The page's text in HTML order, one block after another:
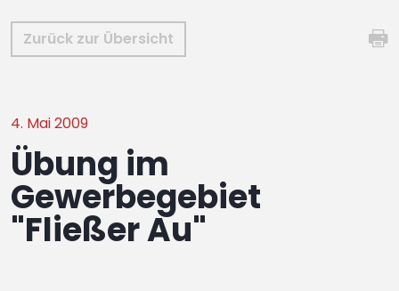
Zurück zur Übersicht
4. Mai 2009
Übung im
Gewerbegebiet
"Fließer Au"